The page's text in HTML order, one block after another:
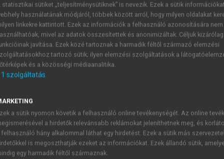
közül egyedül Albánia mondott le a földtulajdon
a tiszta reprivatizációs modell érvényesült –
ha-ban szabták meg a visszaadandó földterület maximumát.
választotta – ti. a termőföld egy része
fontos körülmény volt, hogy 1945–49 között
voltak annak, hogy a károsultak és leszármazottaik 40
egyre rosszabbak voltak a lehetőségek. A reprivatizáció
tulajdonviszonyok érvényesültek a falvakban. Így
a két országban a termőföld túlnyomó része amúgy is
statisztikai sütiket „teljesítménysütiknek” is nevezik. Ezek a sütik
használatának módjáról, többek között arról, hogy milyen oldalakat
linkekre kattintott. Ezek az információk a felhasználó azonosítására nem
mivel az adatok összesítettek és anonimizáltak. Céljuk kizárólag
javítása. Ezek közé tartoznak a harmadik féltől származó elemzési
tartozó sütik; ilyen elemzési szolgáltatások a
és a közösségi médiaanalitika.
1 szolgáltatás
a sütik nyomon követik a felhasználó online tevékenységét. Az online
a hirdetők relevánsabb reklámokat jeleníthetnek meg, és
felhasználó hány alkalommal láthat egy hirdetést. Ezek a sütik más
is megoszthatják ezeket az információkat. Ezek állandó sütik,
egy harmadik féltől származnak.